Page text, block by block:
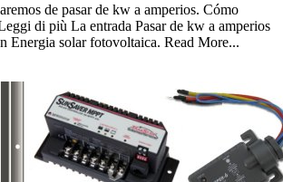
de pasar de kw a amperios. Cómo
di più La entrada Pasar de kw a amperios
Energia solar fotovoltaica. Read More...